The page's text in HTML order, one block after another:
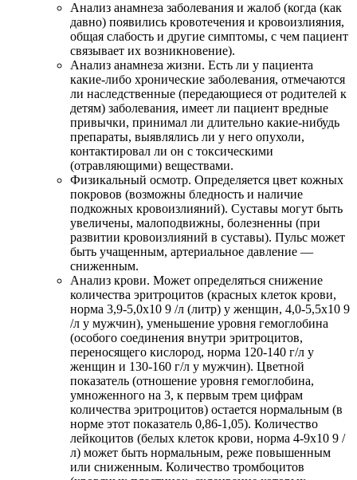
Анализ анамнеза заболевания и жалоб (когда (как
давно) появились кровотечения и кровоизлияния,
общая слабость и другие симптомы, с чем пациент
связывает их возникновение).
Анализ анамнеза жизни. Есть ли у пациента
какие-либо хронические заболевания, отмечаются
ли наследственные (передающиеся от родителей к
детям) заболевания, имеет ли пациент вредные
привычки, принимал ли длительно какие-нибудь
препараты, выявлялись ли у него опухоли,
контактировал ли он с токсическими
(отравляющими) веществами.
Физикальный осмотр. Определяется цвет кожных
покровов (возможны бледность и наличие
подкожных кровоизлияний). Суставы могут быть
увеличены, малоподвижны, болезненны (при
развитии кровоизлияний в суставы). Пульс может
быть учащенным, артериальное давление —
сниженным.
Анализ крови. Может определяться снижение
количества эритроцитов (красных клеток крови,
норма 3,9-5,0х10 9 /л (литр) у женщин, 4,0-5,5х10 9
/л у мужчин), уменьшение уровня гемоглобина
(особого соединения внутри эритроцитов,
переносящего кислород, норма 120-140 г/л у
женщин и 130-160 г/л у мужчин). Цветной
показатель (отношение уровня гемоглобина,
умноженного на 3, к первым трем цифрам
количества эритроцитов) остается нормальным (в
норме этот показатель 0,86-1,05). Количество
лейкоцитов (белых клеток крови, норма 4-9х10 9 /
л) может быть нормальным, реже повышенным
или сниженным. Количество тромбоцитов